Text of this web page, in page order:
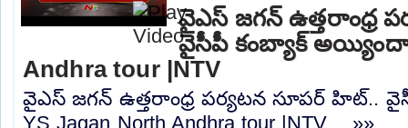
వైఎస్ జగన్ ఉత్తరాంధ్ర
వైసీపీ కంబ్యాక్
Andhra tour |NTV
వైఎస్ జగన్ ఉత్తరాంధ్ర పర్యటన సూపర్ హిట్..
YS Jagan North Andhra tour |NTV.....»»